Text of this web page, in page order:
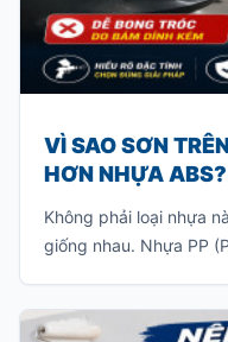
VÌ SAO SƠN
HƠN NHỰA ABS?
Không phải loại nhựa
giống nhau. Nhựa PP
sơn rất dễ bong tróc